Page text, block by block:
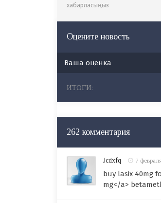
хабарласыңыз
Оцените новость
Ваша оценка
ИТОГИ:
262 комментария
Jcdxfq 7
buy lasix 40mg
mg</a>